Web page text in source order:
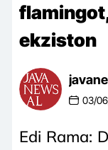
ekziston
03/
Edi Rama: